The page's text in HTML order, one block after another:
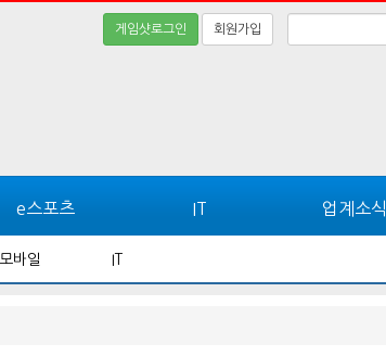
게임샷로그인 회원가입
e스포츠 IT 업계소식
모바일 IT